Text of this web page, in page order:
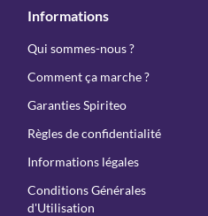
Informations
Qui sommes-nous ?
Comment ça marche ?
Garanties Spiriteo
Règles de confidentialité
Informations légales
Conditions Générales
d'Utilisation